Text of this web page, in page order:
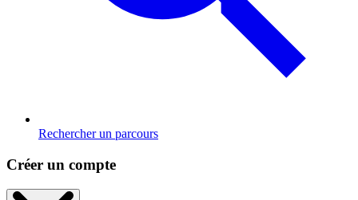
Rechercher un parcours
Créer un compte